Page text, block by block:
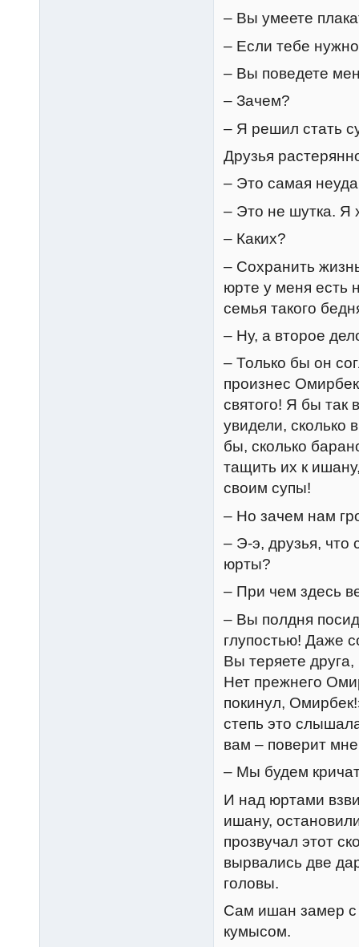
– Вы умеете
– Если тебе
– Вы поведете
– Зачем?
– Я решил стать
Друзья
– Это самая
– Это не шутка. Я
– Каких?
– Сохранить
юрте у меня есть
семья такого
– Ну, а второе
– Только бы он
произнес
святого! Я бы так
увидели, сколько
бы, сколько
тащить их к
своим супы!
– Но зачем нам
– Э-э, друзья, что
юрты?
– При чем здесь
– Вы полдня
глупостью! Даже
Вы теряете
Нет прежнего
покинул,
степь это
вам – поверит
– Мы будем
И над юртами
ишану,
прозвучал этот
вырвались две
головы.
Сам ишан замер с
кумысом.